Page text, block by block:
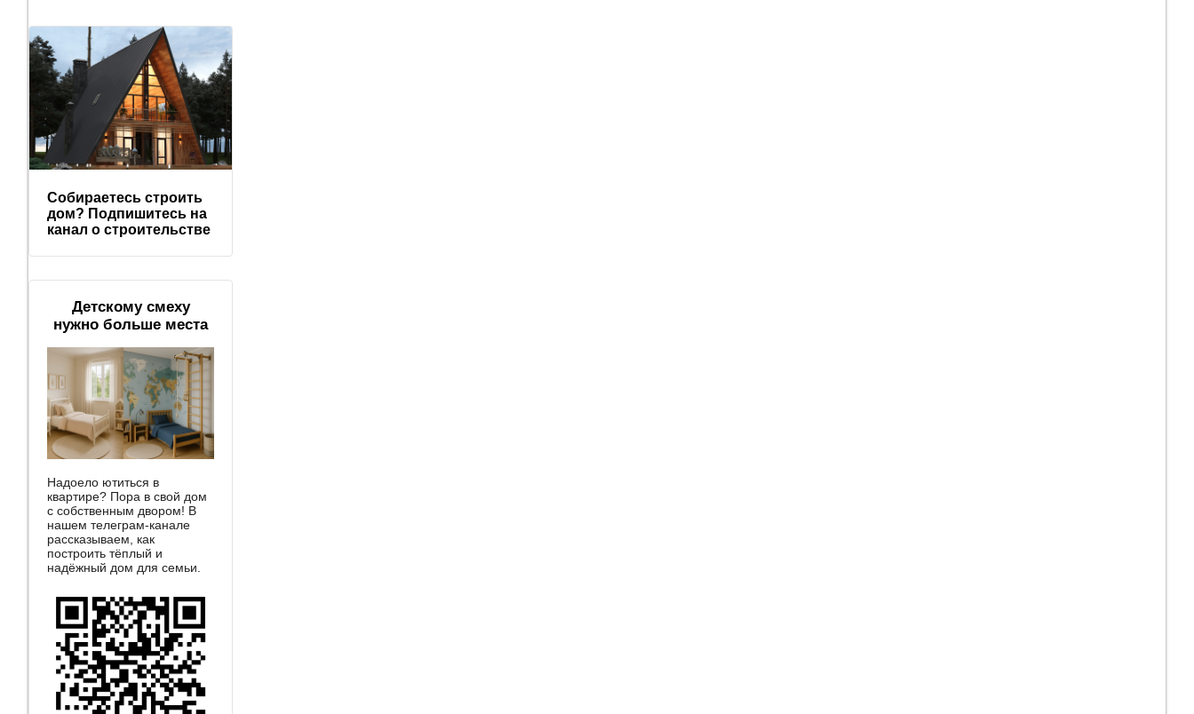
Собираетесь строить
дом? Подпишитесь на
канал о строительстве
Детскому смеху
нужно больше места
Надоело ютиться в
квартире? Пора в свой дом
с собственным двором! В
нашем телеграм-канале
рассказываем, как
построить тёплый и
надёжный дом для семьи.